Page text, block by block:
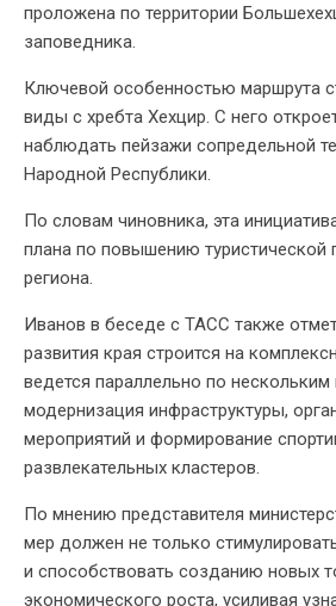
проложена по территории
заповедника.
Ключевой особенностью маршрута
виды с хребта Хехцир. С него
наблюдать пейзажи сопредельной
Народной Республики.
По словам чиновника, эта
плана по повышению туристической
региона.
Иванов в беседе с ТАСС также
развития края строится на
ведется параллельно по нескольким
модернизация инфраструктуры,
мероприятий и формирование
развлекательных кластеров.
По мнению представителя
мер должен не только
и способствовать созданию новых
экономического роста, усиливая